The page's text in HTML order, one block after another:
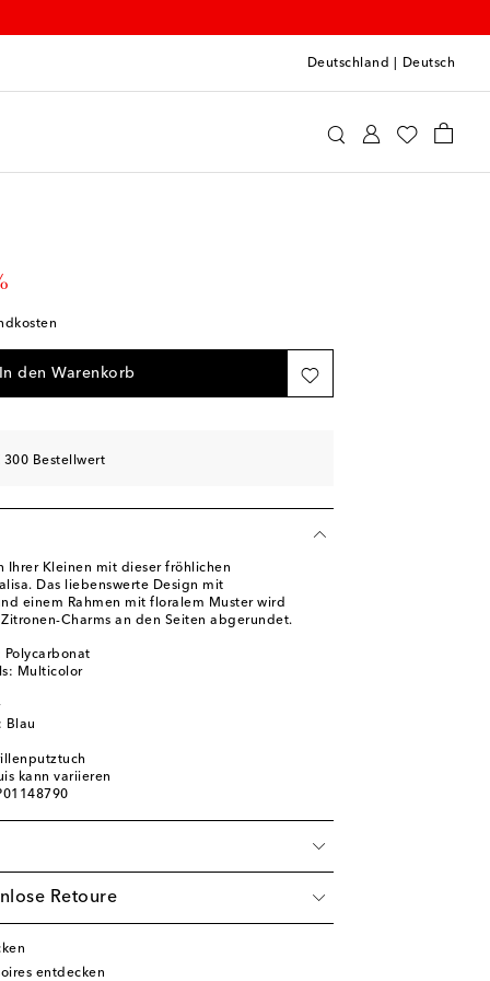
Deutschland Deutsch
In den Warenkorb
300 Bestellwert
Ihrer Kleinen mit dieser fröhlichen
Das liebenswerte Design mit
einem Rahmen mit floralem Muster wird
Charms an den Seiten abgerundet.
Polycarbonat
Multicolor
Blau
kann variieren
Retoure
entdecken